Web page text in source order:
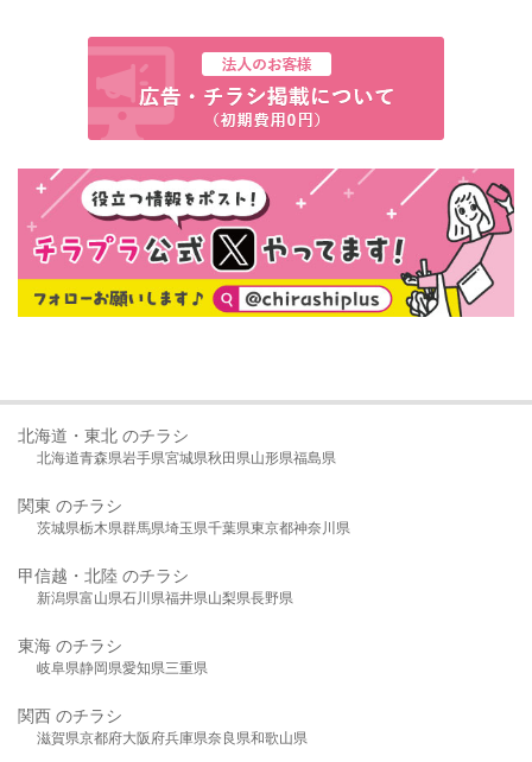
北海道・東北 のチラシ
北海道青森県岩手県宮城県秋田県山形県福島県
関東 のチラシ
茨城県栃木県群馬県埼玉県千葉県東京都神奈川県
甲信越・北陸 のチラシ
新潟県富山県石川県福井県山梨県長野県
東海 のチラシ
岐阜県静岡県愛知県三重県
関西 のチラシ
滋賀県京都府大阪府兵庫県奈良県和歌山県